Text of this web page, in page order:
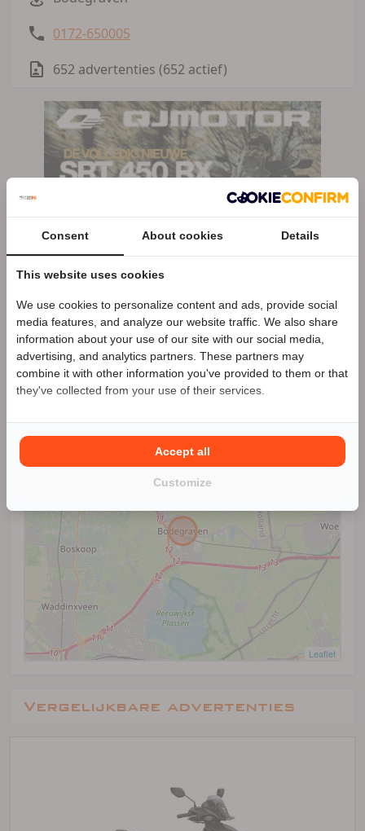
0172-650005
652 advertenties (652 actief)
Locatie
+
Leaflet
Vergelijkbare advertenties
Speciale Motor2go prijs
Benieuwd naar de speciale Motor2go prijs? Bel
0172-650005
Consent About cookies Details
This website uses cookies
We use cookies to personalize content and ads, provide social
media features, and analyze our website traffic. We also share
information about your use of our site with our social media,
advertising, and analytics partners. These partners may
combine it with other information you've provided to them or that
they've collected from your use of their services.
Customize
Accept all